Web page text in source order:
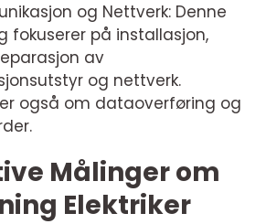
og Nettverk: Denne
fokuserer på installasjon,
av
og nettverk.
også om dataoverføring og
Målinger om
Elektriker